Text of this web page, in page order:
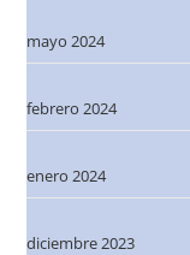
mayo 2024
febrero 2024
enero 2024
diciembre 2023